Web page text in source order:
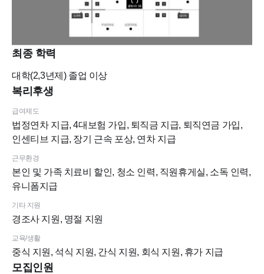
최종 학력
대학(2,3년제)졸업 이상
복리후생
급여제도
법정연차 지급, 4대보험 가입, 퇴직금 지급, 퇴직연금 가입,
인센티브 지급, 장기 근속 포상, 연차 지급
근무환경
본인 및 가족 치료비 할인, 청소 인력, 직원휴게실, 소독 인력,
유니폼지급
기타 지원
경조사 지원, 명절 지원
교육/생활
중식 지원, 석식 지원, 간식 지원, 회식 지원, 휴가 지급
모집인원